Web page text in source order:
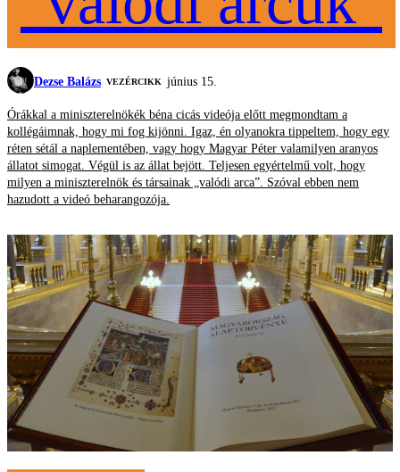
Dezse Balázs VEZÉRCIKK június 15.
Órákkal a miniszterelnökék béna cicás videója előtt megmondtam a
kollégáimnak, hogy mi fog kijönni. Igaz, én olyanokra tippeltem, hogy egy
réten sétál a naplementében, vagy hogy Magyar Péter valamilyen aranyos
állatot simogat. Végül is az állat bejött. Teljesen egyértelmű volt, hogy
milyen a miniszterelnök és társainak „valódi arca”. Szóval ebben nem
hazudott a videó beharangozója.